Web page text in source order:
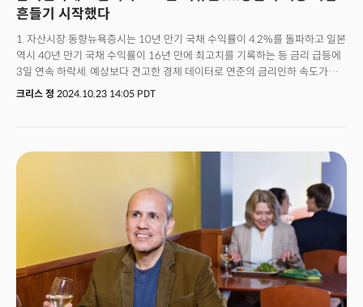
흔들기 시작했다
1. 자산시장 동향뉴욕증시는 10년 만기 국채 수익률이 4.2%를 돌파하고 일본
역시 40년 만기 국채 수익률이 16년 만에 최고치를 기록하는 등 금리 급등에
3일 연속 하락세. 예상보다 견고한 경제 데이터로 연준의 금리인하 속도가
더딜수 있다는 우려가 강화되는 가운데 연준 위원들 역시 이전보다 완화적인
글로벌 성장률 전망치를 하향 조정. 향후 전쟁과 무역 보호주의로 인한 위험
증가의 가능성을 경고. 미국의 원유 재고가 지난주 164만 3000배럴 증가한
것으로 발표되며 수요 감소에 대한 우려가 확대. 다만 중동의 분쟁 상황이
악화될 가능성이 제기되면서 공급 우려 유지. 2. 금리인하? 시장금리는 상승...
모기지 수요 감소 연준이 9월 50bp(0.50% 포인트)의 금리인하를 했음에도
시장 금리가 오르면서 모기지 금리는 6.52%로 유지. 높은 금리에 지난주
모기지 신청은 6.7% 감소하며 7월 이후 최저치.시장 금리가 높게 유지되며
재융자 수요는 크게 감소하며 전주 대비 8% 감소, 전년 동기 대비 90% 낮은
수준을 기록. 주택 구매를 위한 수요도 5% 감소. 30년 고정 모기지 금리는
최근 들어 급등하며 이번주에만 14bp 상승해 7월 이후 최고치를 기록. 일부
크리스 정 2024.10.23 14:05 PDT